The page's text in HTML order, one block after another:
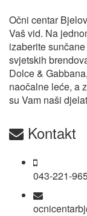
Očni centar
Vaš vid. Na
izaberite
svjetskih
Dolce &
naočalne leće, a
su Vam naši
Kontakt
043-221-